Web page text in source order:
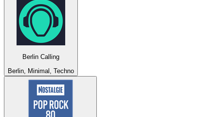
Berlin Calling
Berlin, Minimal, Techno